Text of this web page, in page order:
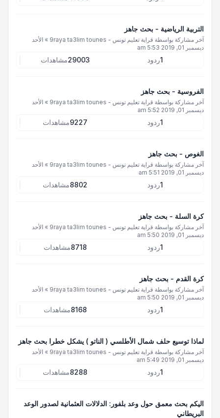
التربية الرياضية - بحث جاهز
آخر مشاركة بواسطة قراية تعليم تونس - 9raya ta3lim tounes » الأحد
ديسمبر 01, 2019 5:53 am
1ردود 29003مشاهدات
الفروسية - بحث جاهز
آخر مشاركة بواسطة قراية تعليم تونس - 9raya ta3lim tounes » الأحد
ديسمبر 01, 2019 5:52 am
1ردود 9227مشاهدات
الغوص - بحث جاهز
آخر مشاركة بواسطة قراية تعليم تونس - 9raya ta3lim tounes » الأحد
ديسمبر 01, 2019 5:51 am
1ردود 8802مشاهدات
كرة السلة - بحث جاهز
آخر مشاركة بواسطة قراية تعليم تونس - 9raya ta3lim tounes » الأحد
ديسمبر 01, 2019 5:50 am
1ردود 8718مشاهدات
كرة القدم - بحث جاهز
آخر مشاركة بواسطة قراية تعليم تونس - 9raya ta3lim tounes » الأحد
ديسمبر 01, 2019 5:50 am
1ردود 8168مشاهدات
لماذا توسيع حلف شمال الأطلسي ( الناتو ) يشكل خطرا بحث جاهز
آخر مشاركة بواسطة قراية تعليم تونس - 9raya ta3lim tounes » الأحد
ديسمبر 01, 2019 5:49 am
1ردود 8288مشاهدات
اليكم بحث معمق حول وعد بلفور: الدلالات العثمانية لصدور الوعد
البريطاني